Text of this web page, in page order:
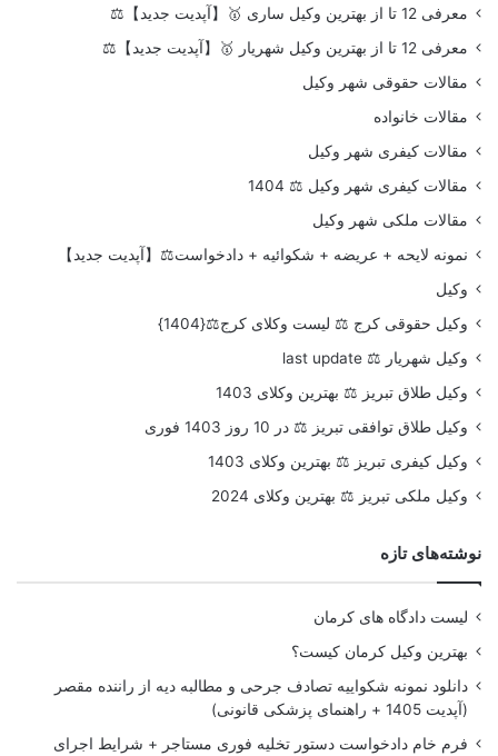
معرفی 12 تا از بهترین وکیل ساری 🥇【آپدیت جدید】⚖️
معرفی 12 تا از بهترین وکیل شهریار 🥇【آپدیت جدید】⚖️
مقالات حقوقی شهر وکیل
مقالات خانواده
مقالات کیفری شهر وکیل
مقالات کیفری شهر وکیل ⚖️ 1404
مقالات ملکی شهر وکیل
نمونه لایحه + عریضه + شکوائیه + دادخواست⚖️【آپدیت جدید】
وکیل
وکیل حقوقی کرج ⚖️ لیست وکلای کرج⚖️{1404}
وکیل شهریار ⚖️ last update
وکیل طلاق تبریز ⚖️ بهترین وکلای 1403
وکیل طلاق توافقی تبریز ⚖️ در 10 روز 1403 فوری
وکیل کیفری تبریز ⚖️ بهترین وکلای 1403
وکیل ملکی تبریز ⚖️ بهترین وکلای 2024
نوشته‌های تازه
لیست دادگاه های کرمان
بهترین وکیل کرمان کیست؟
دانلود نمونه شکواییه تصادف جرحی و مطالبه دیه از راننده مقصر
(آپدیت 1405 + راهنمای پزشکی قانونی)
فرم خام دادخواست دستور تخلیه فوری مستاجر + شرایط اجرای